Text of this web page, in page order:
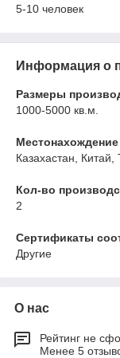
5-10 человек
Информация о
Размеры
1000-5000 кв.м.
Казахастан, Китай,
Кол-во
2
Сертификаты
Другие
О нас
Рейтинг не
Менее 5